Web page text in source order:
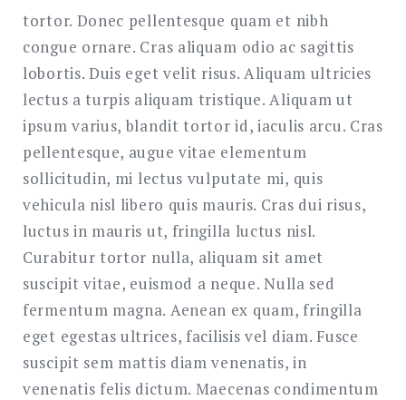
tortor. Donec pellentesque quam et nibh
congue ornare. Cras aliquam odio ac sagittis
lobortis. Duis eget velit risus. Aliquam ultricies
lectus a turpis aliquam tristique. Aliquam ut
ipsum varius, blandit tortor id, iaculis arcu. Cras
pellentesque, augue vitae elementum
sollicitudin, mi lectus vulputate mi, quis
vehicula nisl libero quis mauris. Cras dui risus,
luctus in mauris ut, fringilla luctus nisl.
Curabitur tortor nulla, aliquam sit amet
suscipit vitae, euismod a neque. Nulla sed
fermentum magna. Aenean ex quam, fringilla
eget egestas ultrices, facilisis vel diam. Fusce
suscipit sem mattis diam venenatis, in
venenatis felis dictum. Maecenas condimentum